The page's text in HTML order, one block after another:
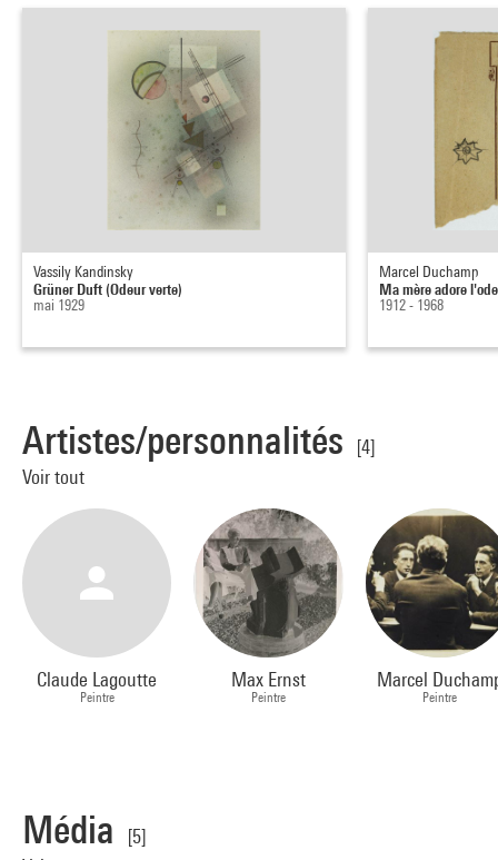
Vassily Kandinsky
Grüner Duft (Odeur verte)
mai 1929
Marcel Duchamp
Ma mère adore
1912 - 1968
Artistes/personnalités
[4]
Voir tout
Claude Lagoutte
Peintre
Max Ernst
Peintre
Marcel
Peintre
Média
[5]